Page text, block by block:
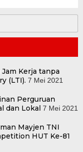
Kerja tanpa
(LTI). 7 Mei 2021
Perguruan
dan Lokal 7 Mei 2021
Mayjen TNI
HUT Ke-81